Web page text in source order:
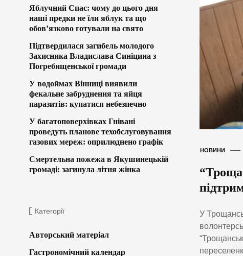
НОВИНИ
У
Яблучний Спас: чому до цього дня
наші предки не їли яблук та що
обов’язково готували на свято
Підтвердилася загибель молодого
Захисника Владислава Синіцина з
Погребищенської громади
У водоймах Вінниці виявили
фекальне забруднення та яйця
паразитів: купатися небезпечно
У багатоповерхівках Гнівані
проведуть планове техобслуговування
газових мереж: оприлюднено графік
Смертельна пожежа в Якушинецькій
громаді: загинула літня жінка
Категорії
Авторський матеріал
Гастрономічний календар